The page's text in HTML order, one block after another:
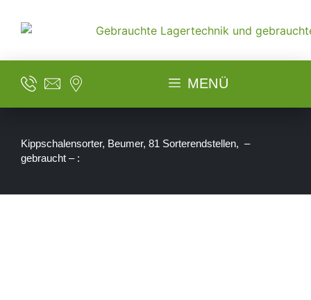
MENÜ
Kippschalensorter, Beumer, 81 Sorterendstellen, –
gebraucht – :